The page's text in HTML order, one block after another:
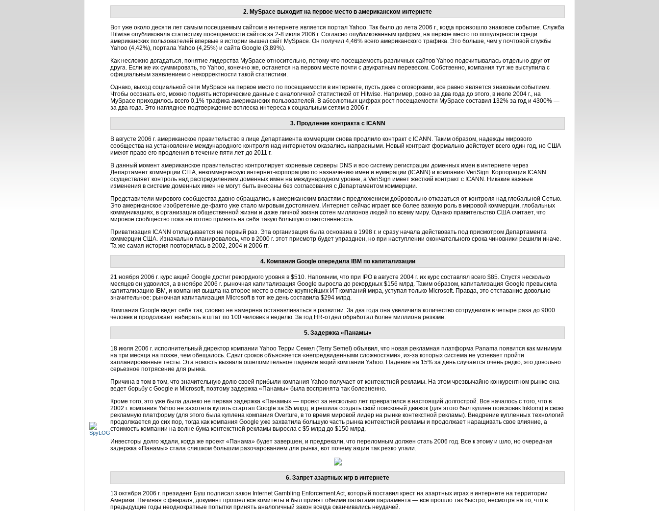
2. MySpace выходит на первое место в американском интернете
Вот уже около десяти лет самым посещаемым сайтом в интернете является портал Yahoo. Так было до лета 2006 г., когда произошло знаковое событие. Служба
Hitwise опубликовала статистику посещаемости сайтов за 2-8 июля 2006 г. Согласно опубликованным цифрам, на первое место по популярности среди
американских пользователей впервые в истории вышел сайт MySpace. Он получил 4,46% всего американского трафика. Это больше, чем у почтовой службы
Yahoo (4,42%), портала Yahoo (4,25%) и сайта Google (3,89%).
Как несложно догадаться, понятие лидерства MySpace относительно, потому что посещаемость различных сайтов Yahoo подсчитывалась отдельно друг от
друга. Если же их суммировать, то Yahoo, конечно же, останется на первом месте почти с двукратным перевесом. Собственно, компания тут же выступила с
официальным заявлением о некорректности такой статистики.
Однако, выход социальной сети MySpace на первое место по посещаемости в интернете, пусть даже с оговорками, все равно является знаковым событием.
Чтобы осознать его, можно поднять исторические данные с аналогичной статистикой от Hitwise. Например, ровно за два года до этого, в июле 2004 г., на
MySpace приходилось всего 0,1% трафика американских пользователей. В абсолютных цифрах рост посещаемости MySpace составил 132% за год и 4300% —
за два года. Это наглядное подтверждение всплеска интереса к социальным сетям в 2006 г.
3. Продление контракта с ICANN
В августе 2006 г. американское правительство в лице Департамента коммерции снова продлило контракт с ICANN. Таким образом, надежды мирового
сообщества на установление международного контроля над интернетом оказались напрасными. Новый контракт формально действует всего один год, но США
имеют право его продления в течение пяти лет до 2011 г.
В данный момент американское правительство контролирует корневые серверы DNS и всю систему регистрации доменных имен в интернете через
Департамент коммерции США, некоммерческую интернет-корпорацию по назначению имен и нумерации (ICANN) и компанию VeriSign. Корпорация ICANN
осуществляет контроль над распределением доменных имен на международном уровне, а VeriSign имеет жесткий контракт с ICANN. Никакие важные
изменения в системе доменных имен не могут быть внесены без согласования с Департаментом коммерции.
Представители мирового сообщества давно обращались к американским властям с предложением добровольно отказаться от контроля над глобальной Сетью.
Это американское изобретение де-факто уже стало мировым достоянием. Интернет сейчас играет все более важную роль в мировой коммерции, глобальных
коммуникациях, в организации общественной жизни и даже личной жизни сотен миллионов людей по всему миру. Однако правительство США считает, что
мировое сообщество пока не готово принять на себя такую большую ответственность.
Приватизация ICANN откладывается не первый раз. Эта организация была основана в 1998 г. и сразу начала действовать под присмотром Департамента
коммерции США. Изначально планировалось, что в 2000 г. этот присмотр будет упразднен, но при наступлении окончательного срока чиновники решили иначе.
Та же самая история повторилась в 2002, 2004 и 2006 гг.
4. Компания Google опередила IBM по капитализации
21 ноября 2006 г. курс акций Google достиг рекордного уровня в $510. Напомним, что при IPO в августе 2004 г. их курс составлял всего $85. Спустя несколько
месяцев он удвоился, а в ноябре 2006 г. рыночная капитализация Google выросла до рекордных $156 млрд. Таким образом, капитализация Google превысила
капитализацию IBM, и компания вышла на второе место в списке крупнейших ИT-компаний мира, уступая только Microsoft. Правда, это отставание довольно
значительное: рыночная капитализация Microsoft в тот же день составила $294 млрд.
Компания Google ведет себя так, словно не намерена останавливаться в развитии. За два года она увеличила количество сотрудников в четыре раза до 9000
человек и продолжает набирать в штат по 100 человек в неделю. За год HR-отдел обработал более миллиона резюме.
5. Задержка «Панамы»
18 июля 2006 г. исполнительный директор компании Yahoo Терри Семел (Terry Semel) объявил, что новая рекламная платформа Panama появится как минимум
на три месяца на позже, чем обещалось. Сдвиг сроков объясняется «непредвиденными сложностями», из-за которых система не успевает пройти
запланированные тесты. Эта новость вызвала ошеломительное падение акций компании Yahoo. Падение на 15% за день случается очень редко, это довольно
серьезное потрясение для рынка.
Причина в том в том, что значительную долю своей прибыли компания Yahoo получает от контекстной рекламы. На этом чрезвычайно конкурентном рынке она
ведет борьбу с Google и Microsoft, поэтому задержка «Панамы» была воспринята так болезненно.
Кроме того, это уже была далеко не первая задержка «Панамы» — проект за несколько лет превратился в настоящий долгострой. Все началось с того, что в
2002 г. компания Yahoo не захотела купить стартап Google за $5 млрд. и решила создать свой поисковый движок (для этого был куплен поисковик Inktomi) и свою
рекламную платформу (для этого была куплена компания Overture, в то время мировой лидер на рынке контекстной рекламы). Внедрение купленных технологий
продолжается до сих пор, тогда как компания Google уже захватила большую часть рынка контекстной рекламы и продолжает наращивать свое влияние, а
стоимость компании на волне бума контекстной рекламы выросла с $5 млрд до $150 млрд.
Инвесторы долго ждали, когда же проект «Панама» будет завершен, и предрекали, что переломным должен стать 2006 год. Все к этому и шло, но очередная
задержка «Панамы» стала слишком большим разочарованием для рынка, вот почему акции так резко упали.
6. Запрет азартных игр в интернете
13 октября 2006 г. президент Буш подписал закон Internet Gambling Enforcement Act, который поставил крест на азартных играх в интернете на территории
Америки. Начиная с февраля, документ прошел все комитеты и был принят обеими палатами парламента — все прошло так быстро, несмотря на то, что в
предыдущие годы неоднократные попытки принять аналогичный закон всегда оканчивались неудачей.